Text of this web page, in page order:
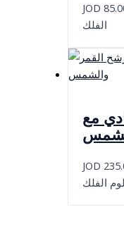
JOD
الفلك
مع
JOD
الفلك